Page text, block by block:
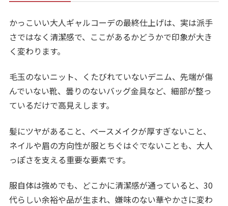
かっこいい大人ギャルコーデの最終仕上げは、実は派手
さではなく清潔感で、ここがあるかどうかで印象が大き
く変わります。
毛玉のないニット、くたびれていないデニム、先端が傷
んでいない靴、曇りのないバッグ金具など、細部が整っ
ているだけで高見えします。
髪にツヤがあること、ベースメイクが厚すぎないこと、
ネイルや眉の方向性が服とちぐはぐでないことも、大人
っぽさを支える重要な要素です。
服自体は強めでも、どこかに清潔感が通っていると、30
代らしい余裕や品が生まれ、嫌味のない華やかさに変わ